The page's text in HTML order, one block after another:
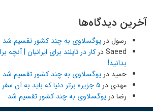
آخرین دیدگاه‌ها
رسولدریوگسلاوی به چند کشور تقسیم شد
Saeedدرکار در تایلند برای ایرانیان | آنچه
بدانید!
حمید دریوگسلاوی به چند کشور تقسیم شد
مهدی در۵ جزیره برتر دنیا که باید به آن سفر کنید.
رضادریوگسلاوی به چند کشور تقسیم شد